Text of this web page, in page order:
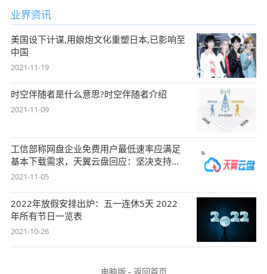
业界资讯
美国设下计谋,用娘炮文化重塑日本,已影响至
中国
2021-11-19
时空伴随者是什么意思?时空伴随者介绍
2021-11-09
工信部称网盘企业免费用户最低速率应满足
基本下载需求，天翼云盘回应：坚决支持，
始终
2021-11-05
2022年放假安排出炉：五一连休5天 2022
年所有节日一览表
2021-10-26